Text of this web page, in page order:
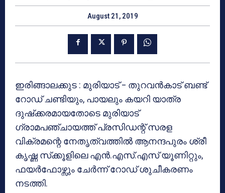
August 21, 2019
ഇരിങ്ങാലക്കുട : മുരിയാട് – തുറവന്‍കാട് ബണ്ട്
റോഡ് ചണ്ടിയും, പായലും കയറി യാത്ര
ദുഷ്‌ക്കരമായതോടെ മുരിയാട്
ഗ്രാമപഞ്ചായത്ത് പ്രസിഡന്റ് സരള
വിക്രമന്റെ നേതൃത്വത്തില്‍ ആനന്ദപുരം ശ്രീ
കൃഷ്ണ സ്‌ക്കൂളിലെ എന്‍.എസ്.എസ് യൂണിറ്റും,
ഫയര്‍ഫോഴ്സും ചേര്‍ന്ന് റോഡ് ശുചീകരണം
നടത്തി.